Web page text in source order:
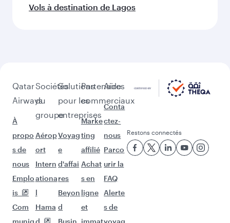
Vols à destination de Lagos
Qatar
Airways
À
propo
s de
nous
Emplo
is
Com
muniq
Sociétés
du
groupe
Aérop
ort
Intern
ationa
l
Hama
d
Solutions
pour les
entreprises
Voyag
e
d'affai
res
Beyon
d
Busin
Partenaires
commerciaux
Marke
ting
affilié
Achat
s en
ligne
et
immat
Aide
Conta
ctez-
nous
Parco
urir la
FAQ
Alerte
s de
voyag
Restons connectés